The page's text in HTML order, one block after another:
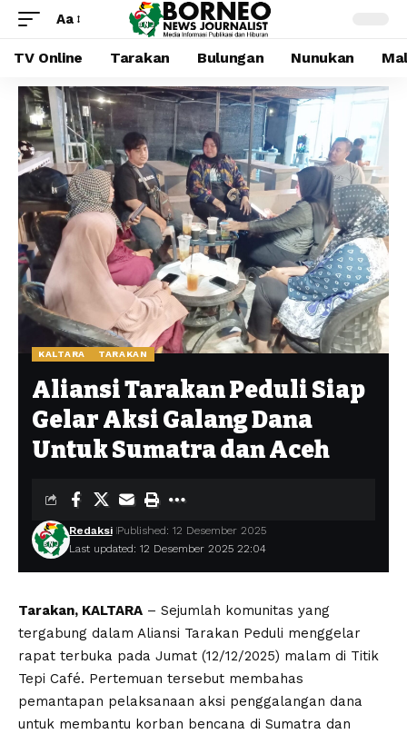
Aa
TV Online Tarakan Bulungan Nunukan
KALTARA TARAKAN
Aliansi Tarakan Peduli Siap
Gelar Aksi Galang Dana
Untuk Sumatra dan Aceh
Last updated: 12 Desember 2025 22:04
Redaksi Published: 12 Desember 2025
Tarakan, KALTARA – Sejumlah komunitas yang
tergabung dalam Aliansi Tarakan Peduli menggelar
rapat terbuka pada Jumat (12/12/2025) malam di Titik
Tepi Café. Pertemuan tersebut membahas
pemantapan pelaksanaan aksi penggalangan dana
untuk membantu korban bencana di Sumatra dan